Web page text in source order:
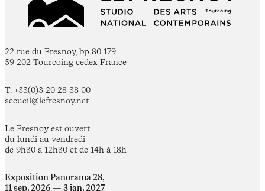
22 rue du Fresnoy, bp 80 179
59 202 Tourcoing cedex France
T. +33(0)3 20 28 38 00
accueil@lefresnoy.net
Le Fresnoy est ouvert
du lundi au vendredi
de 9h30 à 12h30 et de 14h à 18h
Exposition Panorama 28,
11 sep. 2026 — 3 jan. 2027